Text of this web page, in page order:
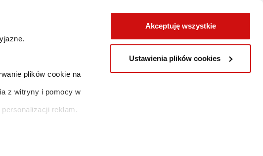
plików cookie na
z witryny i pomocy w
personalizacji reklam.
Akceptuję wszystkie
Ustawienia plików cookies
AMD i DME w ramach NFZ
UMÓW WIZYTĘKONTAKT